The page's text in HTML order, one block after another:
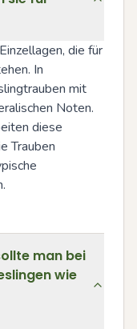
die für
In
mit
Noten.
diese
Trauben
man bei
wie